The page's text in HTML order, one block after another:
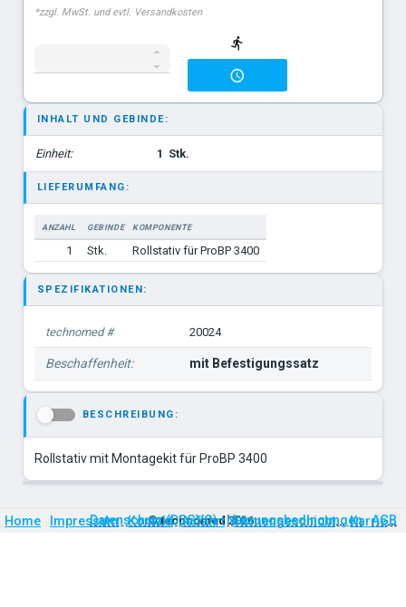
*zzgl. MwSt. und evtl. Versandkosten
INHALT UND GEBINDE:
Einheit: 1 Stk.
LIEFERUMFANG:
ANZAHL GEBINDE
KOMPONENTE
1
Stk. Rollstativ für ProBP 3400
SPEZIFIKATIONEN:
technomed # 20024
Beschaffenheit: mit Befestigungssatz
BESCHREIBUNG:
Rollstativ mit Montagekit für ProBP 3400
Home Impressum Kontakt Anfahrt Firmengeschichte Karriere
©technomed 2026
Datenschutz (DSGVO) Nutzungsbedingungen AGB